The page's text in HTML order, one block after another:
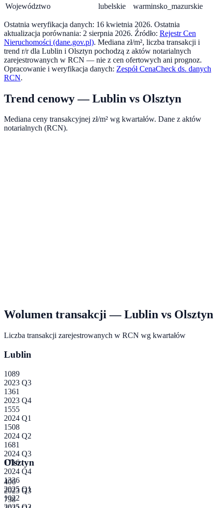
Województwo
lubelskie warminsko_mazurskie
Ostatnia weryfikacja danych: 16 kwietnia 2026. Ostatnia
aktualizacja porównania: 2 sierpnia 2026. Źródło: Rejestr Cen
Nieruchomości (dane.gov.pl). Mediana zł/m², liczba transakcji i
trend r/r dla Lublin i Olsztyn pochodzą z aktów notarialnych
zarejestrowanych w RCN — nie z cen ofertowych ani prognoz.
Opracowanie i weryfikacja danych: Zespół CenaCheck ds. danych
RCN.
Trend cenowy —Lublin vs Olsztyn
Mediana ceny transakcyjnej zł/m² wg kwartałów. Dane z aktów
notarialnych (RCN).
Wolumen transakcji —Lublin vs Olsztyn
Liczba transakcji zarejestrowanych w RCN wg kwartałów
Lublin
1089
2023 Q3
1361
2023 Q4
1555
2024 Q1
1508
2024 Q2
1681
2024 Q3
1716
2024 Q4
1336
2025 Q1
1022
Olsztyn
406
2023 Q3
738